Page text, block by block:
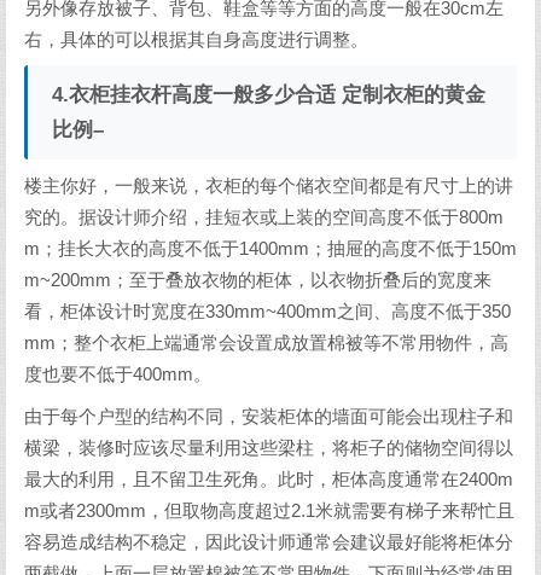
另外像存放被子、背包、鞋盒等等方面的高度一般在30cm左
右，具体的可以根据其自身高度进行调整。
4.衣柜挂衣杆高度一般多少合适 定制衣柜的黄金
比例–
楼主你好，一般来说，衣柜的每个储衣空间都是有尺寸上的讲
究的。据设计师介绍，挂短衣或上装的空间高度不低于800m
m；挂长大衣的高度不低于1400mm；抽屉的高度不低于150m
m~200mm；至于叠放衣物的柜体，以衣物折叠后的宽度来
看，柜体设计时宽度在330mm~400mm之间、高度不低于350
mm；整个衣柜上端通常会设置成放置棉被等不常用物件，高
度也要不低于400mm。
由于每个户型的结构不同，安装柜体的墙面可能会出现柱子和
横梁，装修时应该尽量利用这些梁柱，将柜子的储物空间得以
最大的利用，且不留卫生死角。此时，柜体高度通常在2400m
m或者2300mm，但取物高度超过2.1米就需要有梯子来帮忙且
容易造成结构不稳定，因此设计师通常会建议最好能将柜体分